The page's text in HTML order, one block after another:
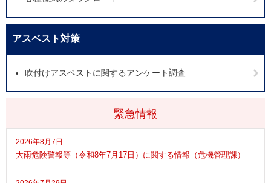
緊急情報
2026年8月7日
大雨危険警報等（令和8年7月17日）に関する情報（危機管理課）
アスベスト対策
吹付けアスベストに関するアンケート調査